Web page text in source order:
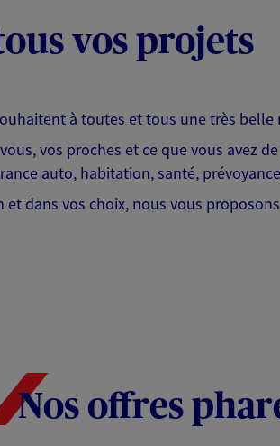
vos projets
à toutes et tous une très belle
vos proches et ce que vous avez
auto, habitation, santé,
dans vos choix, nous vous
Nos offres